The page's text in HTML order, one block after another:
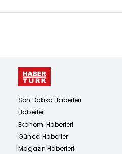
Son Dakika Haberleri
Haberler
Ekonomi Haberleri
Güncel Haberler
Magazin Haberleri